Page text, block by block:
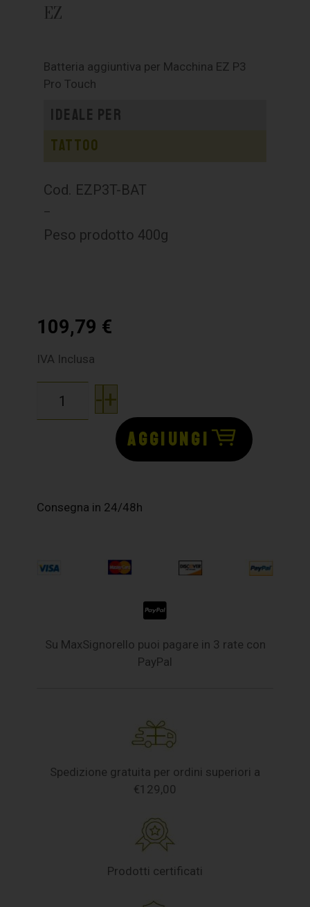
EZ
Batteria aggiuntiva per Macchina EZ P3
Pro Touch
Ideale per
Tattoo
Cod. EZP3T-BAT
–
Peso prodotto 400g
109,79 €
IVA Inclusa
-+
AGGIUNGI
Consegna in 24/48h
Su MaxSignorello puoi pagare in 3 rate con
PayPal
Spedizione gratuita per ordini superiori a
€129,00
Prodotti certificati